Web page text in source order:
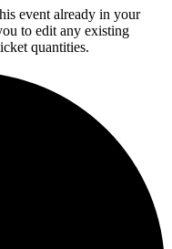
event already in your
to edit any existing
quantities.